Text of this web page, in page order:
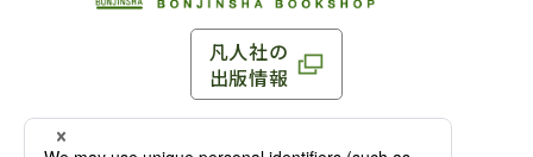
凡人社の
出版情報
〒102-0093 東京都千代田区平河町 1-3-13 8F